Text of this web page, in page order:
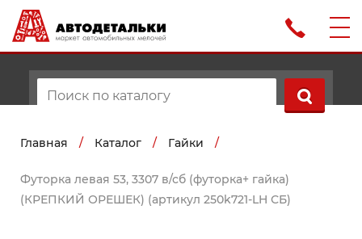
Главная / Каталог / Гайки /
Футорка левая 53, 3307 в/сб (футорка+ гайка)
(КРЕПКИЙ ОРЕШЕК) (артикул 250k721-LH СБ)